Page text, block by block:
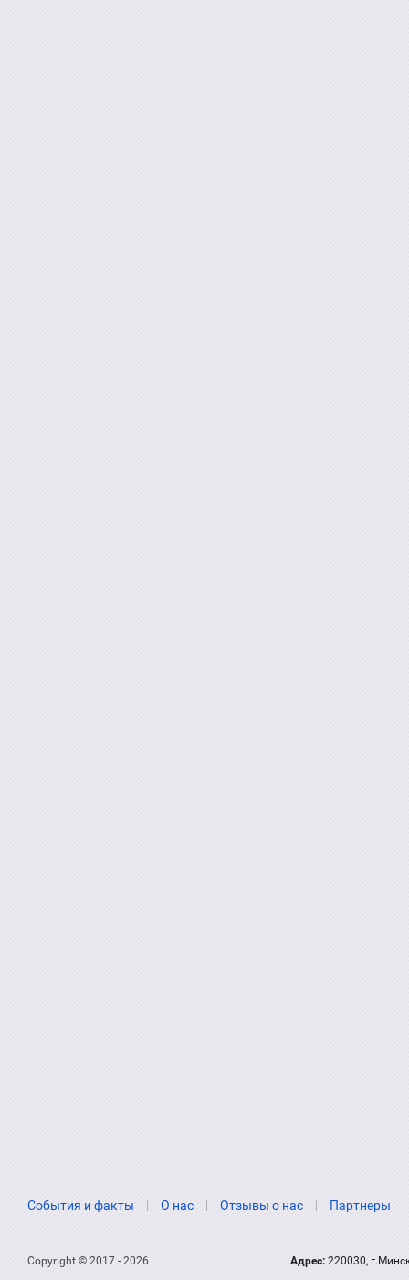
События и факты О нас Отзывы о нас Партнеры
Copyright © 2017 - 2026 Адрес: 220030,